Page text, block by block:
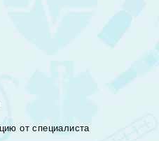
от специалиста